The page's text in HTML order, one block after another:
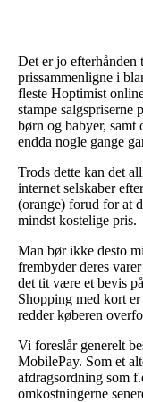
Det er jo efterhånden
prissammenligne i
fleste Hoptimist
stampe salgspriserne
børn og babyer, samt
endda nogle gange
Trods dette kan det
internet selskaber
(orange) forud for at
mindst kostelige pris.
Man bør ikke desto
frembyder deres
det tit være et bevis
Shopping med kort
redder køberen
Vi foreslår generelt
MobilePay. Som et
afdragsordning som
omkostningerne